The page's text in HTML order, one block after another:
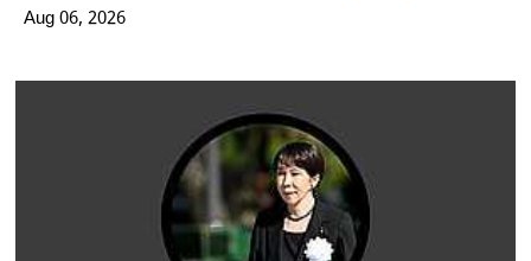
Aug 06, 2026